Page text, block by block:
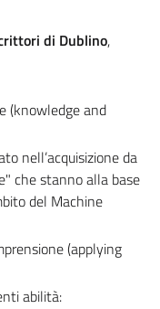
di Dublino,
(knowledge and
nell’acquisizione da
che stanno alla base
del Machine
(applying
abilità: